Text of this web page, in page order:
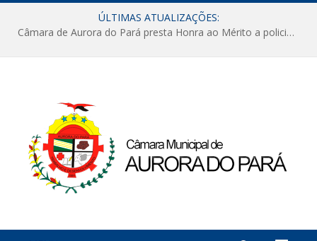
ÚLTIMAS ATUALIZAÇÕES:
Câmara de Aurora do Pará presta Honra ao Mérito a policiais militares em sessão marcada por reconhecimento e emoção